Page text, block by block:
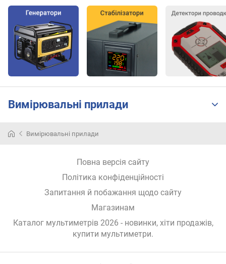
а
(
м
м
)
і
а
г
о
а
я
Вимірювальні прилади
Вимірювальні прилади
Повна версія сайту
Політика конфіденційності
Запитання й побажання щодо сайту
Магазинам
Каталог мультиметрів 2026 - новинки, хіти продажів,
купити мультиметри.